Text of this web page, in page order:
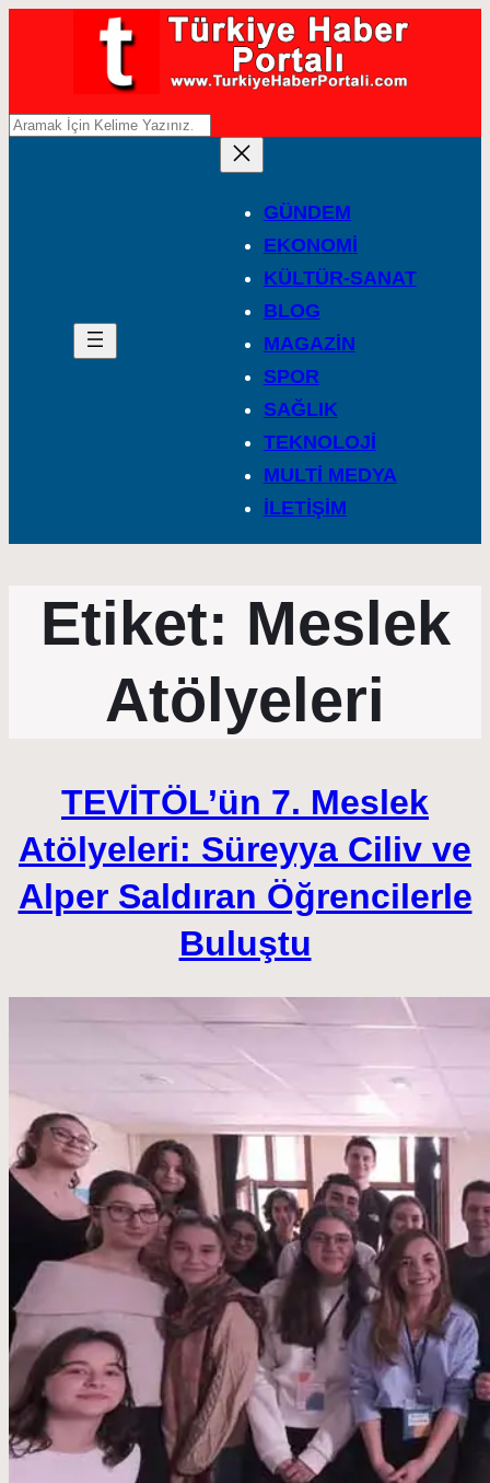
A
GÜNDEM
EKONOMİ
KÜLTÜR-SANAT
BLOG
MAGAZİN
SPOR
SAĞLIK
TEKNOLOJİ
MULTİ MEDYA
İLETİŞİM
Etiket: Meslek
Atölyeleri
TEVİTÖL’ün 7. Meslek
Atölyeleri: Süreyya Ciliv ve
Alper Saldıran Öğrencilerle
Buluştu